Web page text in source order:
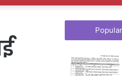
Popular